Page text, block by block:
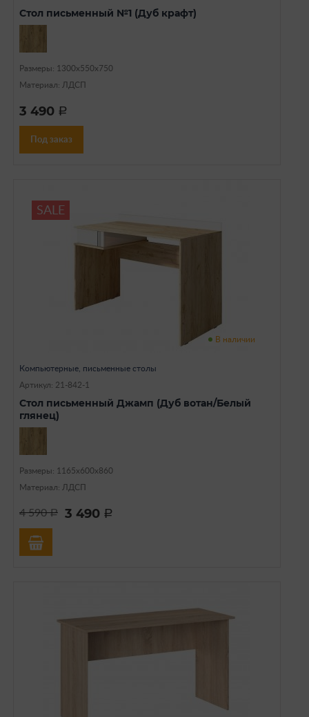
Стол письменный №1 (Дуб крафт)
Размеры: 1300х550х750
Материал: ЛДСП
3 490 a
Под заказ
SALE
В наличии
Компьютерные, письменные столы
Артикул: 21-842-1
Стол письменный Джамп (Дуб вотан/Белый
глянец)
Размеры: 1165х600х860
Материал: ЛДСП
4 590a 3 490 a